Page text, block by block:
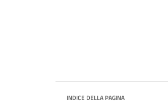
INDICE DELLA PAGINA